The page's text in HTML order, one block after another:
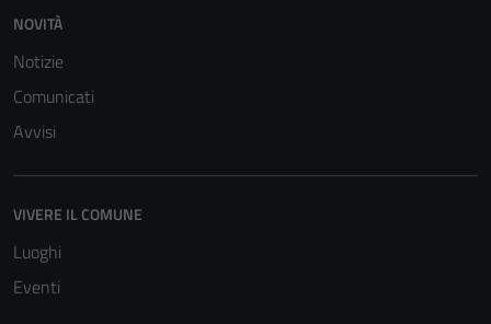
NOVITÀ
Notizie
Comunicati
Avvisi
VIVERE IL COMUNE
Luoghi
Eventi